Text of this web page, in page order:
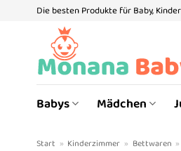
Die besten Produkte für Baby,
Babys Mädchen
Start » Kinderzimmer » Bettwaren »